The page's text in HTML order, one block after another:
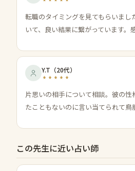
転職のタイミングを見てもらいまし
いて、良い結果に繋がっています。
Y.T （20代）
片思いの相手について相談。彼の性
たこともないのに言い当てられて鳥
この先生に近い占い師